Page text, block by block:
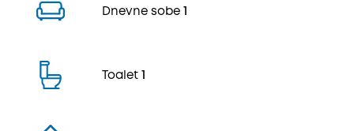
Dnevne sobe
Toalet